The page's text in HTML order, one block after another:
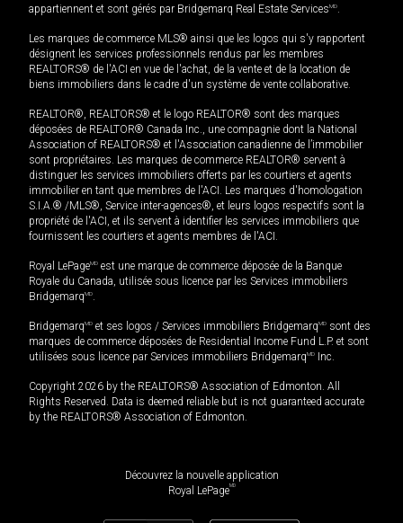
appartiennent et sont gérés par Bridgemarq Real Estate ServicesMD.
Les marques de commerce MLS® ainsi que les logos qui s'y rapportent
désignent les services professionnels rendus par les membres
REALTORS® de l'ACI en vue de l'achat, de la vente et de la location de
biens immobiliers dans le cadre d'un système de vente collaborative.
REALTOR®, REALTORS® et le logo REALTOR® sont des marques
déposées de REALTOR® Canada Inc., une compagnie dont la National
Association of REALTORS® et l'Association canadienne de l’immobilier
sont propriétaires. Les marques de commerce REALTOR® servent à
distinguer les services immobiliers offerts par les courtiers et agents
immobilier en tant que membres de l'ACI. Les marques d'homologation
S.I.A.® /MLS®, Service inter-agences®, et leurs logos respectifs sont la
propriété de l'ACI, et ils servent à identifier les services immobiliers que
fournissent les courtiers et agents membres de l'ACI.
Royal LePageMD est une marque de commerce déposée de la Banque
Royale du Canada, utilisée sous licence par les Services immobiliers
BridgemarqMD.
BridgemarqMD et ses logos / Services immobiliers BridgemarqMD sont des
marques de commerce déposées de Residential Income Fund L.P. et sont
utilisées sous licence par Services immobiliers BridgemarqMD Inc.
Copyright 2026 by the REALTORS® Association of Edmonton. All
Rights Reserved. Data is deemed reliable but is not guaranteed accurate
by the REALTORS® Association of Edmonton.
Découvrez la nouvelle application
Royal LePageMD